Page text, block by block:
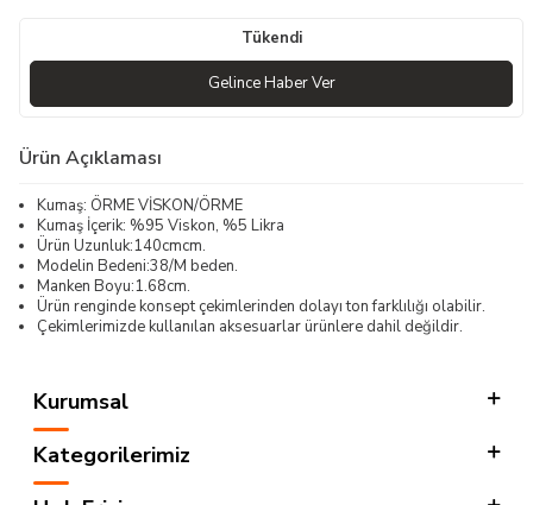
Tükendi
Gelince Haber Ver
Ürün Açıklaması
Kumaş: ÖRME VİSKON/ÖRME
Kumaş İçerik: %95 Viskon, %5 Likra
Ürün Uzunluk:140cmcm.
Modelin Bedeni:38/M beden.
Manken Boyu:1.68cm.
Ürün renginde konsept çekimlerinden dolayı ton farklılığı olabilir.
Çekimlerimizde kullanılan aksesuarlar ürünlere dahil değildir.
Kurumsal
Kategorilerimiz